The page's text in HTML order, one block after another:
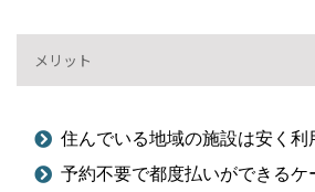
メリット
住んでいる地域の施設は安く利
予約不要で都度払いができるケ